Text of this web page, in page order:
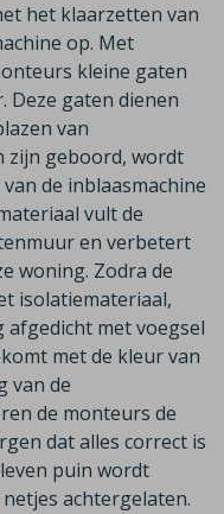
het klaarzetten van
op. Met
kleine gaten
Deze gaten dienen
van
zijn geboord, wordt
de inblaasmachine
vult de
en verbetert
woning. Zodra de
isolatiemateriaal,
met voegsel
met de kleur van
van de
de monteurs de
dat alles correct is
puin wordt
achtergelaten.